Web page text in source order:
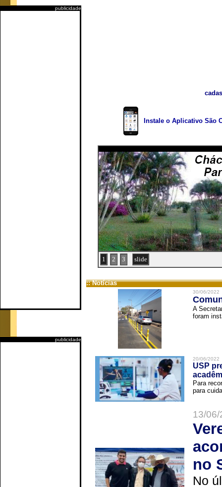
publicidade
publicidade
Instale o Aplicativo São
1 2 3 slide
:: Notícias
30/06/2022
A
foram
20/06/2022
USP
Para
para
13/
no
No